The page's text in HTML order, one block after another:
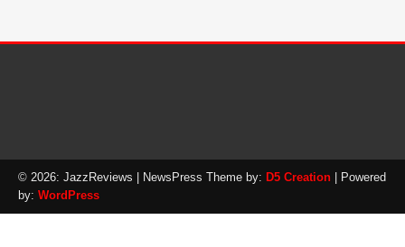
© 2026: JazzReviews | NewsPress Theme by: D5 Creation | Powered
by: WordPress